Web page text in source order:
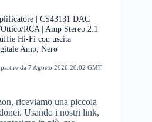
| CS43131 DAC
RCA | Amp Stereo 2.1
Hi-Fi con uscita
Amp, Nero
da 7 Agosto 2026 20:02 GMT
riceviamo una piccola
Usando i nostri link,